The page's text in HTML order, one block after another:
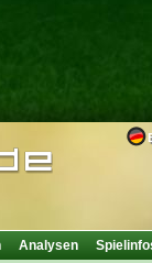
Analysen